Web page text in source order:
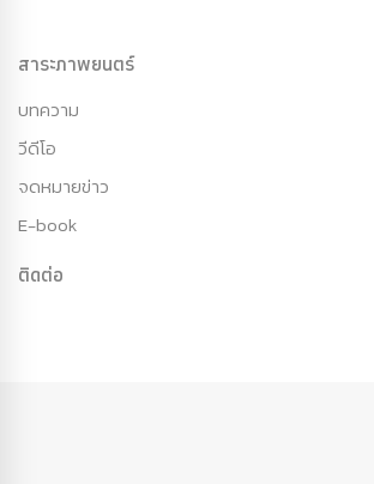
สาระภาพยนตร์
บทความ
วีดีโอ
จดหมายข่าว
E-book
ติดต่อ